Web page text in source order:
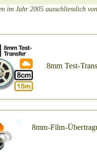
im Jahr 2005 ausschliesslich
8mm Test-
8mm-Film-